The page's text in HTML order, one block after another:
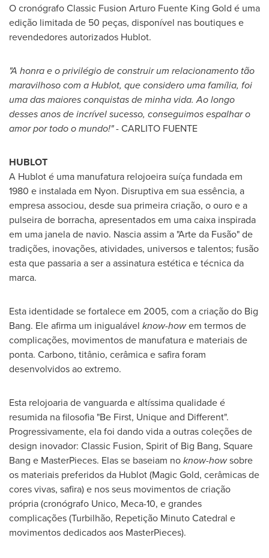
O cronógrafo Classic Fusion Arturo Fuente King Gold é uma
edição limitada de 50 peças, disponível nas boutiques e
revendedores autorizados Hublot.
"A honra e o privilégio de construir um relacionamento tão
maravilhoso com a Hublot, que considero uma família, foi
uma das maiores conquistas de minha vida. Ao longo
desses anos de incrível sucesso, conseguimos espalhar o
amor por todo o mundo!" -CARLITO FUENTE
HUBLOT
A Hublot é uma manufatura relojoeira suíça fundada em
1980 e instalada em Nyon. Disruptiva em sua essência, a
empresa associou, desde sua primeira criação, o ouro e a
pulseira de borracha, apresentados em uma caixa inspirada
em uma janela de navio. Nascia assim a "Arte da Fusão" de
tradições, inovações, atividades, universos e talentos; fusão
esta que passaria a ser a assinatura estética e técnica da
marca.
Esta identidade se fortalece em 2005, com a criação do Big
Bang. Ele afirma um inigualável know-howem termos de
complicações, movimentos de manufatura e materiais de
ponta. Carbono, titânio, cerâmica e safira foram
desenvolvidos ao extremo.
Esta relojoaria de vanguarda e altíssima qualidade é
resumida na filosofia "Be First, Unique and Different".
Progressivamente, ela foi dando vida a outras coleções de
design inovador: Classic Fusion, Spirit of Big Bang, Square
Bang e MasterPieces. Elas se baseiam noknow-howsobre
os materiais preferidos da Hublot (Magic Gold, cerâmicas de
cores vivas, safira) e nos seus movimentos de criação
própria (cronógrafo Unico, Meca-10, e grandes
complicações (Turbilhão, Repetição Minuto Catedral e
movimentos dedicados aos MasterPieces).